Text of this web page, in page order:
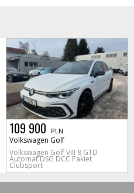
109 900 PLN
Volkswagen Golf
Volkswagen Golf VIII 8 GTD
Automat DSG DCC Pakiet
Clubsport